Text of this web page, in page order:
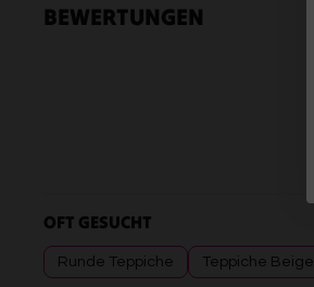
BEWERTUNGEN
OFT GESUCHT
Runde Teppiche Teppiche Beige